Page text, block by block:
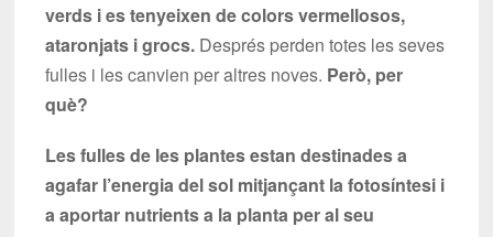
verds i es tenyeixen de colors vermellosos,
ataronjats i grocs. Després perden totes les seves
fulles i les canvien per altres noves. Però, per
què?
Les fulles de les plantes estan destinades a
agafar l’energia del sol mitjançant la fotosíntesi i
a aportar nutrients a la planta per al seu